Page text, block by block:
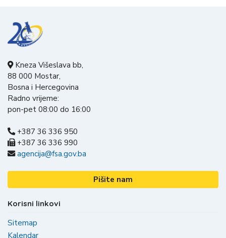
Kneza Višeslava bb,
88 000 Mostar,
Bosna i Hercegovina
Radno vrijeme:
pon-pet 08:00 do 16:00
+387 36 336 950
+387 36 336 990
agencija@fsa.gov.ba
Pišite nam
Korisni linkovi
Sitemap
Kalendar